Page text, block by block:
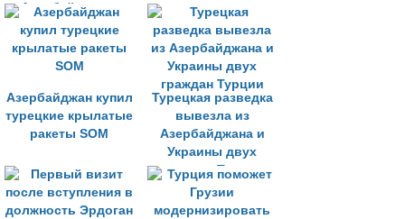
Азербайджана,
Грузии и Турции
сотрудничать в
области IT
Азербайджан купил
турецкие крылатые
ракеты SOM
Турецкая разведка
вывезла из
Азербайджана и
Украины двух
граждан Турции